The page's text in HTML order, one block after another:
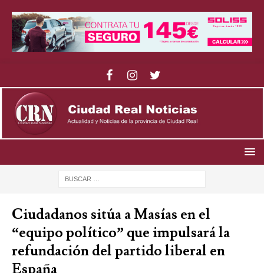
Ciudadanos sitúa a Masías en el
“equipo político” que impulsará la
refundación del partido liberal en
España